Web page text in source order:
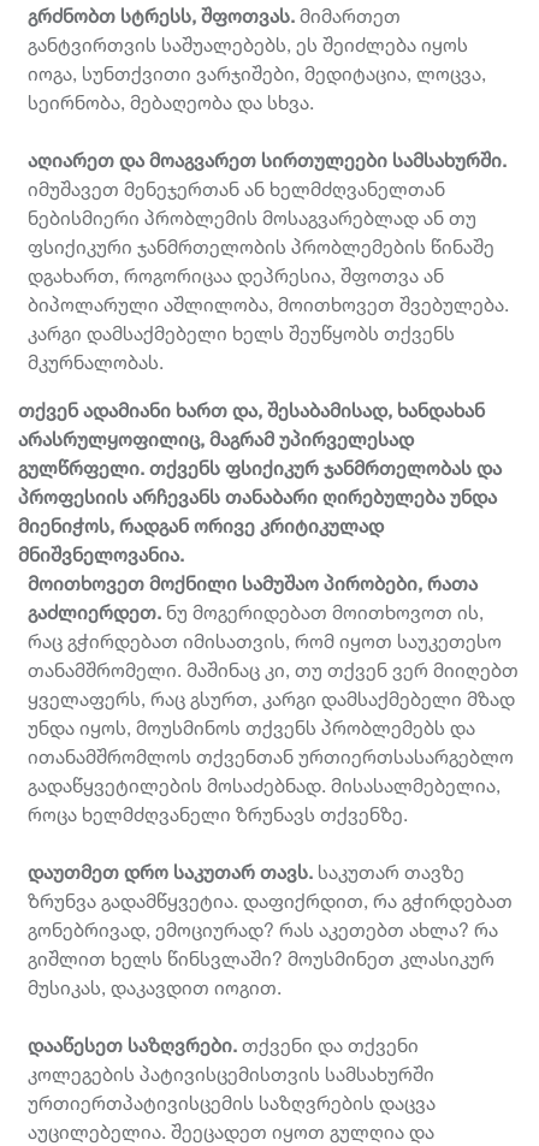
გრძნობთ სტრესს, შფოთვას. მიმართეთ
განტვირთვის საშუალებებს, ეს შეიძლება იყოს
იოგა, სუნთქვითი ვარჯიშები, მედიტაცია, ლოცვა,
სეირნობა, მებაღეობა და სხვა.
აღიარეთ და მოაგვარეთ სირთულეები სამსახურში.
იმუშავეთ მენეჯერთან ან ხელმძღვანელთან
ნებისმიერი პრობლემის მოსაგვარებლად ან თუ
ფსიქიკური ჯანმრთელობის პრობლემების წინაშე
დგახართ, როგორიცაა დეპრესია, შფოთვა ან
ბიპოლარული აშლილობა, მოითხოვეთ შვებულება.
კარგი დამსაქმებელი ხელს შეუწყობს თქვენს
მკურნალობას.
თქვენ ადამიანი ხართ და, შესაბამისად, ხანდახან
არასრულყოფილიც, მაგრამ უპირველესად
გულწრფელი. თქვენს ფსიქიკურ ჯანმრთელობას და
პროფესიის არჩევანს თანაბარი ღირებულება უნდა
მიენიჭოს, რადგან ორივე კრიტიკულად
მნიშვნელოვანია.
მოითხოვეთ მოქნილი სამუშაო პირობები, რათა
გაძლიერდეთ. ნუ მოგერიდებათ მოითხოვოთ ის,
რაც გჭირდებათ იმისათვის, რომ იყოთ საუკეთესო
თანამშრომელი. მაშინაც კი, თუ თქვენ ვერ მიიღებთ
ყველაფერს, რაც გსურთ, კარგი დამსაქმებელი მზად
უნდა იყოს, მოუსმინოს თქვენს პრობლემებს და
ითანამშრომლოს თქვენთან ურთიერთსასარგებლო
გადაწყვეტილების მოსაძებნად. მისასალმებელია,
როცა ხელმძღვანელი ზრუნავს თქვენზე.
დაუთმეთ დრო საკუთარ თავს. საკუთარ თავზე
ზრუნვა გადამწყვეტია. დაფიქრდით, რა გჭირდებათ
გონებრივად, ემოციურად? რას აკეთებთ ახლა? რა
გიშლით ხელს წინსვლაში? მოუსმინეთ კლასიკურ
მუსიკას, დაკავდით იოგით.
დააწესეთ საზღვრები. თქვენი და თქვენი
კოლეგების პატივისცემისთვის სამსახურში
ურთიერთპატივისცემის საზღვრების დაცვა
აუცილებელია. შეეცადეთ იყოთ გულღია და